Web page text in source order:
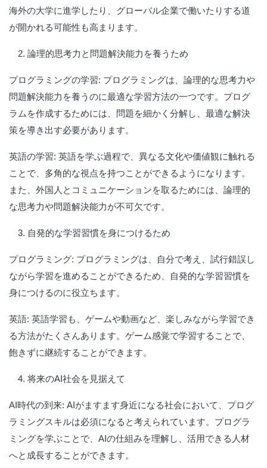
海外の大学に進学したり、グローバル企業で働いたりする道
が開かれる可能性も高まります。
2. 論理的思考力と問題解決能力を養うため
プログラミングの学習: プログラミングは、論理的な思考力や
問題解決能力を養うのに最適な学習方法の一つです。プログ
ラムを作成するためには、問題を細かく分解し、最適な解決
策を導き出す必要があります。
英語の学習: 英語を学ぶ過程で、異なる文化や価値観に触れる
ことで、多角的な視点を持つことができるようになります。
また、外国人とコミュニケーションを取るためには、論理的
な思考力や問題解決能力が不可欠です。
3. 自発的な学習習慣を身につけるため
プログラミング: プログラミングは、自分で考え、試行錯誤し
ながら学習を進めることができるため、自発的な学習習慣を
身につけるのに役立ちます。
英語: 英語学習も、ゲームや動画など、楽しみながら学習でき
る方法がたくさんあります。ゲーム感覚で学習することで、
飽きずに継続することができます。
4. 将来のAI社会を見据えて
AI時代の到来: AIがますます身近になる社会において、プログ
ラミングスキルは必須になると考えられています。プログラ
ミングを学ぶことで、AIの仕組みを理解し、活用できる人材
へと成長することができます。